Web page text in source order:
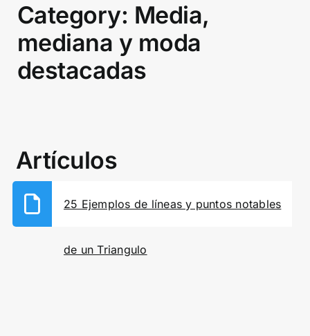
Category: Media,
mediana y moda
destacadas
Artículos
25 Ejemplos de líneas y puntos notables
de un Triangulo